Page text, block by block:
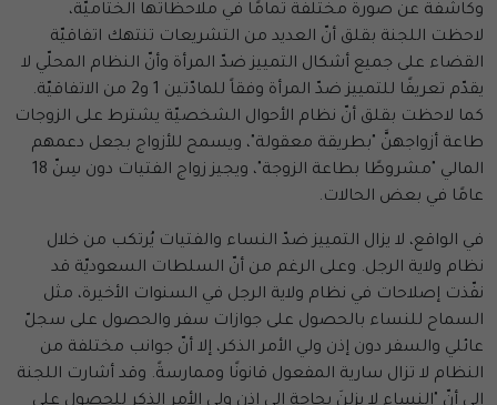
وكاشفة عن صورة مختلفة تمامًا في ملاحظاتها الختاميّة،
لاحظت اللجنة بقلق أنّ العديد من التشريعات تنتهك اتفاقيّة
القضاء على جميع أشكال التمييز ضدّ المرأة وأنّ النظام المحلّي لا
يقدّم تعريفًا للتمييز ضدّ المرأة وفقاً للمادّتين 1 و2 من الاتفاقيّة.
كما لاحظت بقلق أنّ نظام الأحوال الشخصيّة يشترط على الزوجات
طاعة أزواجهنَّ "بطريقة معقولة"، ويسمح للأزواج بجعل دعمهم
المالي "مشروطًا بطاعة الزوجة"، ويجيز زواج الفتيات دون سِنّ 18
عامًا في بعض الحالات.
في الواقع، لا يزال التمييز ضدّ النساء والفتيات يُرتكب من خلال
نظام ولاية الرجل. وعلى الرغم من أنّ السلطات السعوديّة قد
نفّذت إصلاحات في نظام ولاية الرجل في السنوات الأخيرة، مثل
السماح للنساء بالحصول على جوازات سفر والحصول على سجلّ
عائلي والسفر دون إذن ولي الأمر الذكر، إلا أنّ جوانب مختلفة من
النظام لا تزال سارية المفعول قانونًا وممارسةً. وقد أشارت اللجنة
إلى أنّ "النساء لا يزلنَ بحاجة إلى إذن ولي الأمر الذكر للحصول على